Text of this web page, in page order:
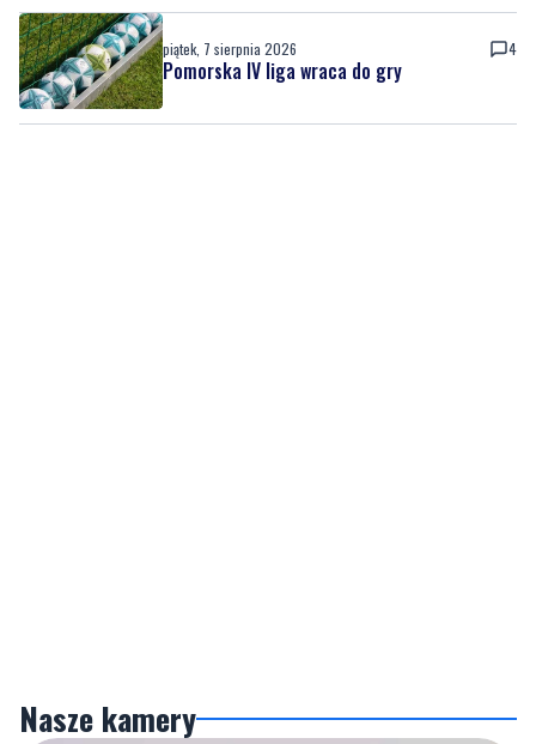
piątek, 7 sierpnia 2026 4
Pomorska IV liga wraca do gry
Nasze kamery